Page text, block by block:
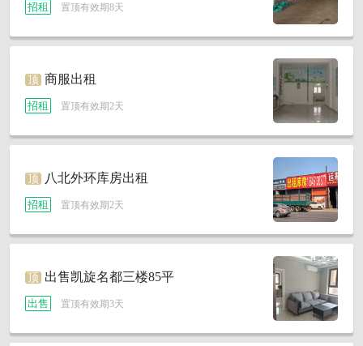
招租 置顶有效期8天
顶 商服出租
招租 置顶有效期2天
顶 八北外环库房出租
招租 置顶有效期2天
顶 出售凯旋名都三楼85平
出售 置顶有效期3天